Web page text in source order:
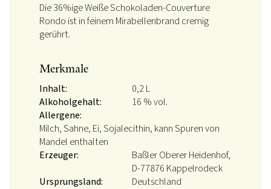
Die 36%ige Weiße Schokoladen-Couverture
Rondo ist in feinem Mirabellenbrand cremig
gerührt.
Merkmale
Inhalt:
0,2 L
Alkoholgehalt:
16 % vol.
Allergene:
Milch, Sahne, Ei, Sojalecithin, kann Spuren von
Mandel enthalten
Erzeuger:
Baßler Oberer Heidenhof,
D-77876 Kappelrodeck
Ursprungsland:
Deutschland